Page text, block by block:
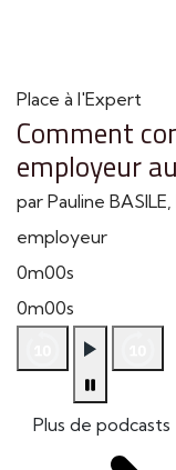
Place à l'Expert
Comment
employeur
par Pauline
employeur
0m00s
0m00s
Plus de podcasts